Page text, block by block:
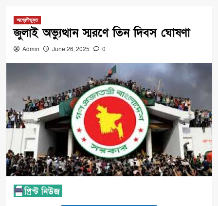
অশ্রেণীভুক্ত
জুলাই অভ্যুত্থান স্মরণে তিন দিবস ঘোষণা
Admin June 26, 2025 0